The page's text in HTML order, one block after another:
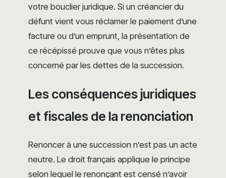
votre bouclier juridique. Si un créancier du
défunt vient vous réclamer le paiement d’une
facture ou d’un emprunt, la présentation de
ce récépissé prouve que vous n’êtes plus
concerné par les dettes de la succession.
Les conséquences juridiques
et fiscales de la renonciation
Renoncer à une succession n’est pas un acte
neutre. Le droit français applique le principe
selon lequel le renonçant est censé n’avoir